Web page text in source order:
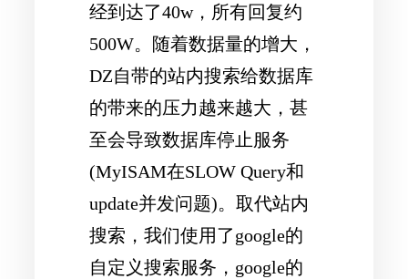
经到达了40w，所有回复约
500W。随着数据量的增大，
DZ自带的站内搜索给数据库
的带来的压力越来越大，甚
至会导致数据库停止服务
(MyISAM在SLOW Query和
update并发问题)。取代站内
搜索，我们使用了google的
自定义搜索服务， google的